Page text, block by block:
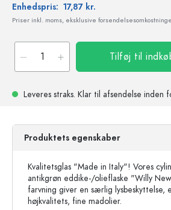
Enhedspris: 17,87 kr.
Priser inkl. moms, eksklusive
Tilføj til
Leveres straks. Klar til afsendelse inden
Produktets egenskaber
Kvalitetsglas "Made in Italy"! Vores
antikgrøn eddike-/olieflaske "Willy
farvning giver en særlig lysbeskyttelse,
højkvalitets, fine madolier.